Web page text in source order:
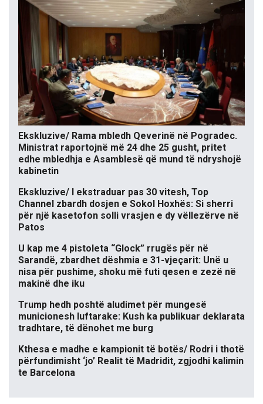
Ekskluzive/ Rama mbledh Qeverinë në Pogradec.
Ministrat raportojnë më 24 dhe 25 gusht, pritet
edhe mbledhja e Asamblesë që mund të ndryshojë
kabinetin
Ekskluzive/ I ekstraduar pas 30 vitesh, Top
Channel zbardh dosjen e Sokol Hoxhës: Si sherri
për një kasetofon solli vrasjen e dy vëllezërve në
Patos
U kap me 4 pistoleta “Glock” rrugës për në
Sarandë, zbardhet dëshmia e 31-vjeçarit: Unë u
nisa për pushime, shoku më futi qesen e zezë në
makinë dhe iku
Trump hedh poshtë aludimet për mungesë
municionesh luftarake: Kush ka publikuar deklarata
tradhtare, të dënohet me burg
Kthesa e madhe e kampionit të botës/ Rodri i thotë
përfundimisht ‘jo’ Realit të Madridit, zgjodhi kalimin
te Barcelona